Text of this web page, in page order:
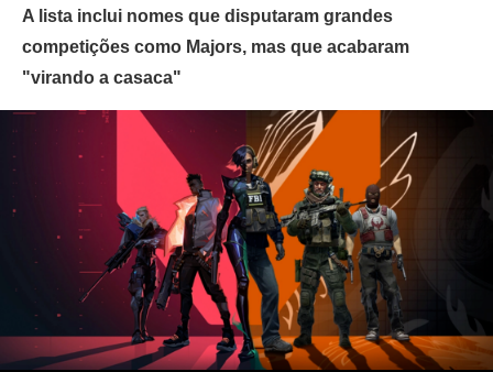
A lista inclui nomes que disputaram grandes
competições como Majors, mas que acabaram
"virando a casaca"